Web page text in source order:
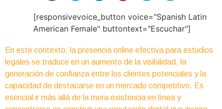
[responsivevoice_button voice="Spanish Latin
American Female" buttontext="Escuchar"]
En este contexto, la presencia online efectiva para estudios
legales se traduce en un aumento de la visibilidad, la
generación de confianza entre los clientes potenciales y la
capacidad de destacarse en un mercado competitivo. Es
esencial ir más allá de la mera existencia en línea y